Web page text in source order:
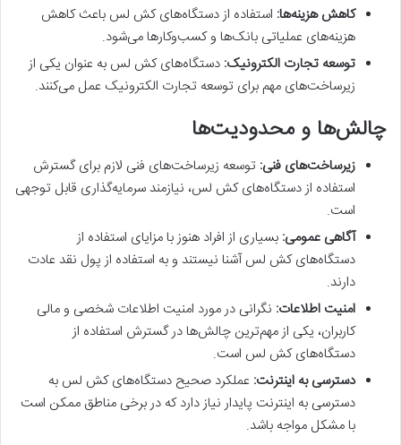
کاهش هزینه‌ها: استفاده از دستگاه‌های کش لس باعث کاهش
هزینه‌های عملیاتی بانک‌ها و کسب‌وکارها می‌شود.
توسعه تجارت الکترونیک: دستگاه‌های کش لس به عنوان یکی از
زیرساخت‌های مهم برای توسعه تجارت الکترونیک عمل می‌کنند.
چالش‌ها و محدودیت‌ها
زیرساخت‌های فنی: توسعه زیرساخت‌های فنی لازم برای گسترش
استفاده از دستگاه‌های کش لس، نیازمند سرمایه‌گذاری قابل توجهی
است.
آگاهی عمومی: بسیاری از افراد هنوز با مزایای استفاده از
دستگاه‌های کش لس آشنا نیستند و به استفاده از پول نقد عادت
دارند.
امنیت اطلاعات: نگرانی در مورد امنیت اطلاعات شخصی و مالی
کاربران، یکی از مهم‌ترین چالش‌ها در گسترش استفاده از
دستگاه‌های کش لس است.
دسترسی به اینترنت: عملکرد صحیح دستگاه‌های کش لس به
دسترسی به اینترنت پایدار نیاز دارد که در برخی مناطق ممکن است
با مشکل مواجه باشد.